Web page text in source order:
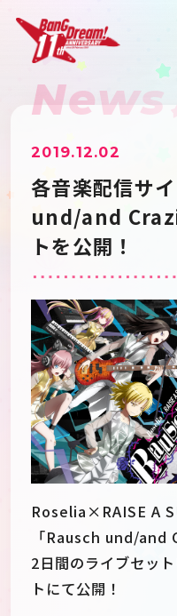
Home
Live•Event
Artist
Schedule
Goods
News
2019.12.02
各音楽配信サ
und/and
トを公開！
Roselia×RAISE A
「Rausch und/and
2日間のライブセッ
トにて公開！